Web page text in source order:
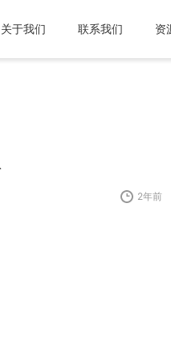
关于我们 联系我们 资
2年前